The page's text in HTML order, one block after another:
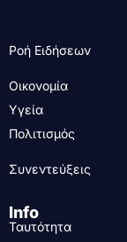
Ροή Ειδήσεων
Οικονομία
Υγεία
Πολιτισμός
Συνεντεύξεις
Info
Ταυτότητα